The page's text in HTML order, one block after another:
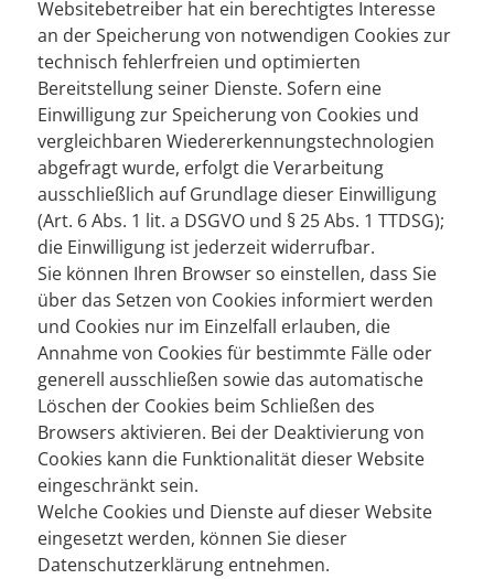
Websitebetreiber hat ein berechtigtes Interesse
an der Speicherung von notwendigen Cookies zur
technisch fehlerfreien und optimierten
Bereitstellung seiner Dienste. Sofern eine
Einwilligung zur Speicherung von Cookies und
vergleichbaren Wiedererkennungstechnologien
abgefragt wurde, erfolgt die Verarbeitung
ausschließlich auf Grundlage dieser Einwilligung
(Art. 6 Abs. 1 lit. a DSGVO und § 25 Abs. 1 TTDSG);
die Einwilligung ist jederzeit widerrufbar.
Sie können Ihren Browser so einstellen, dass Sie
über das Setzen von Cookies informiert werden
und Cookies nur im Einzelfall erlauben, die
Annahme von Cookies für bestimmte Fälle oder
generell ausschließen sowie das automatische
Löschen der Cookies beim Schließen des
Browsers aktivieren. Bei der Deaktivierung von
Cookies kann die Funktionalität dieser Website
eingeschränkt sein.
Welche Cookies und Dienste auf dieser Website
eingesetzt werden, können Sie dieser
Datenschutzerklärung entnehmen.